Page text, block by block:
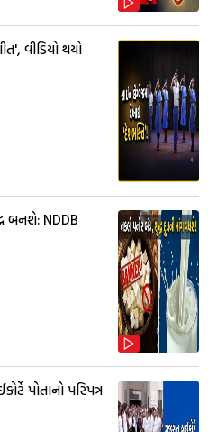
વીડિયો થયો
બનશે: NDDB
પોતાનો પરિપત્ર